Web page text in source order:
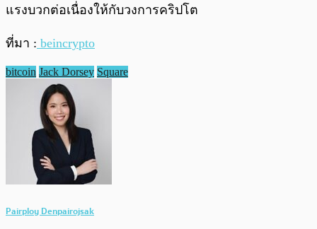
แรงบวกต่อเนื่องให้กับวงการคริปโต
ที่มา : beincrypto
bitcoin Jack Dorsey Square
Pairploy Denpairojsak